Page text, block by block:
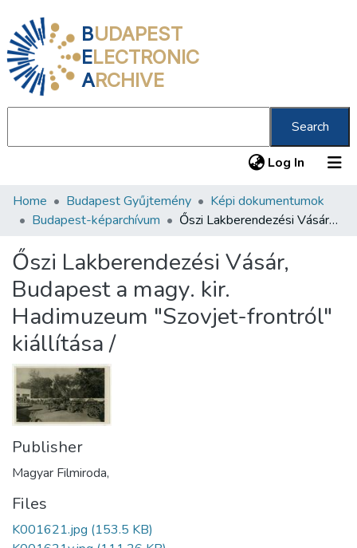
BUDAPEST
ELECTRONIC
ARCHIVE
Search
Log In (current)
Communities & Collections
Statistics
About us
Home Budapest Gyűjtemény
Képi dokumentumok
Budapest-képarchívum
Őszi Lakberendezési Vásár, Budapest a magy. kir. Hadimuzeum "Szovjet-frontról" kiállítása /
Őszi Lakberendezési Vásár,
Budapest a magy. kir.
Hadimuzeum "Szovjet-frontról"
kiállítása /
Publisher
Magyar Filmiroda,
Files
K001621.jpg (153.5 KB)